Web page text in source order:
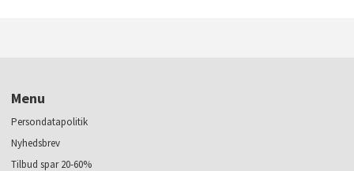
Menu
Persondatapolitik
Nyhedsbrev
Tilbud spar 20-60%